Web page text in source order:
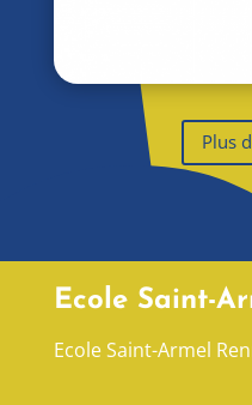
Plus
Ecole Saint-
Ecole Saint-Armel